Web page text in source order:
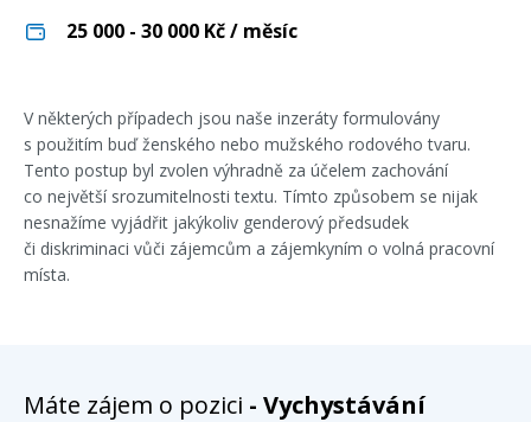
25 000 - 30 000 Kč / měsíc
V některých případech jsou naše inzeráty formulovány
s použitím buď ženského nebo mužského rodového tvaru.
Tento postup byl zvolen výhradně za účelem zachování
co největší srozumitelnosti textu. Tímto způsobem se nijak
nesnažíme vyjádřit jakýkoliv genderový předsudek
či diskriminaci vůči zájemcům a zájemkyním o volná pracovní
místa.
Máte zájem o pozici - Vychystávání